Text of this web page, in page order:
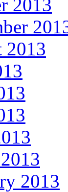
2013
2013
2013